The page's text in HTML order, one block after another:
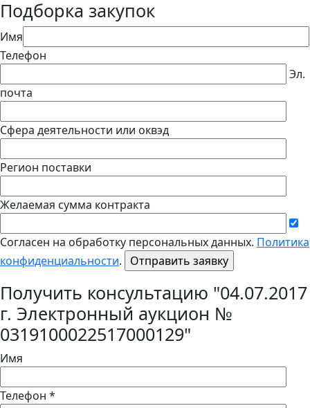
Подборка закупок
Имя
Телефон
Эл.
почта
Сфера деятельности или оквэд
Регион поставки
Желаемая сумма контракта
Согласен на обработку персональных данных. Политика
конфиденциальности.
Получить консультацию "04.07.2017
г. Электронный аукцион №
0319100022517000129"
Имя
Телефон *